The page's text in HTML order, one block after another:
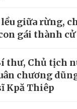
giữa rừng,
gái thành
thư, Chủ tịch
chương
Kpă Thiêp